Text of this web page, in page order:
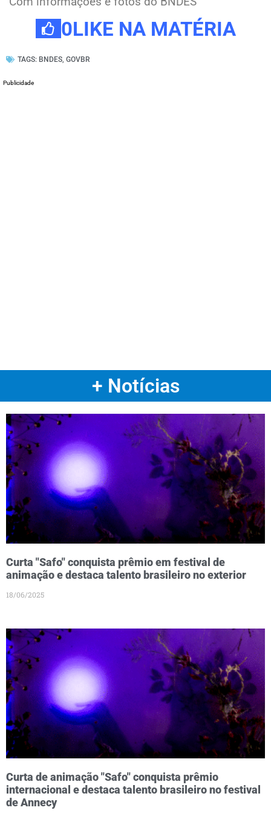
0LIKE NA MATÉRIA
TAGS: BNDES, GOVBR
Publicidade
+ Notícias
Curta "Safo" conquista prêmio em festival de
animação e destaca talento brasileiro no exterior
18/06/2025
Curta de animação "Safo" conquista prêmio
internacional e destaca talento brasileiro no festival
de Annecy